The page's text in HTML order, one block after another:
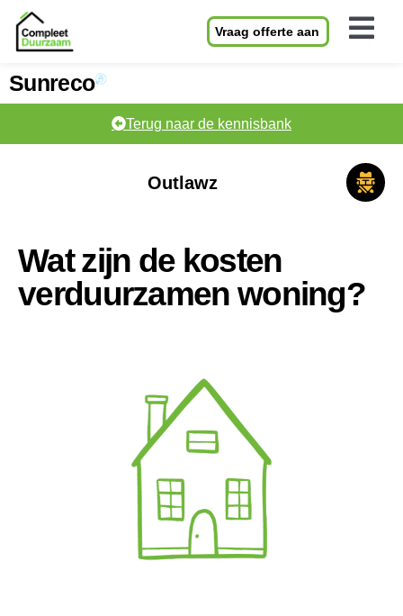
Vraag offerte aan
Sunreco
Terug naar de kennisbank
Outlawz
Wat zijn de kosten
verduurzamen woning?